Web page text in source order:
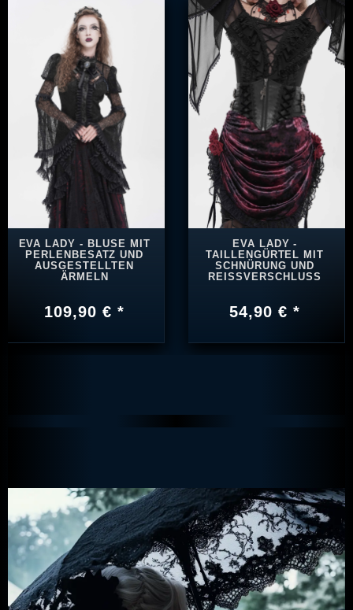
EVA LADY - BLUSE MIT
PERLENBESATZ UND
AUSGESTELLTEN
ÄRMELN
109,90 € *
EVA LADY -
TAILLENGÜRTEL MIT
SCHNÜRUNG UND
REISSVERSCHLUSS
54,90 € *